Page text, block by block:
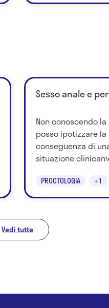
Sesso anale e
Non conoscendo
posso ipotizzare
conseguenza di
situazione
PROCTOLOGIA +1
Vedi tutte